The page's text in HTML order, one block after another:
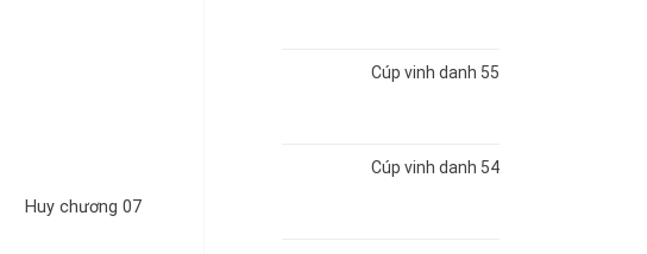
Cúp vinh danh 55
Cúp vinh danh 54
Huy chương 07